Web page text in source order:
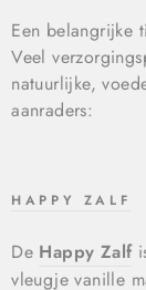
Een belangrijke
Veel
natuurlijke,
aanraders:
HAPPY ZALF
De Happy Zalf
vleugje vanille